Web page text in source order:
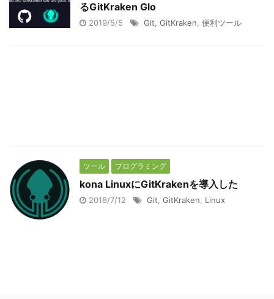
るGitKraken Glo
2019/5/5 Git GitKraken 便利ツール
ツール プログラミング
kona LinuxにGitKrakenを導入した
2018/7/12 Git GitKraken Linux